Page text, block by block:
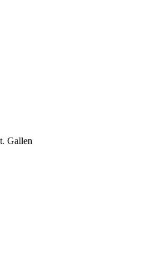
Gallen